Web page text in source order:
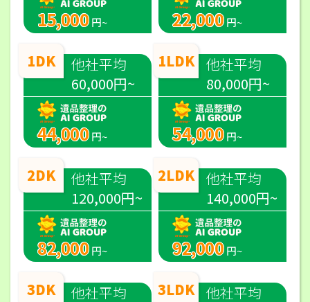
15,000 円~
1DK
他社平均
60,000円~
44,000 円~
2DK
他社平均
120,000円~
82,000 円~
3DK
他社平均
22,000 円~
1LDK 他社平均
80,000円~
54,000 円~
2LDK 他社平均
140,000円~
92,000 円~
3LDK 他社平均